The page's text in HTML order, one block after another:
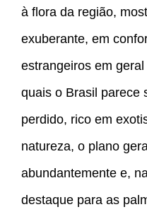
à flora da região,
exuberante, em
estrangeiros em
quais o Brasil parece
perdido, rico em
natureza, o plano
abundantemente e,
destaque para as